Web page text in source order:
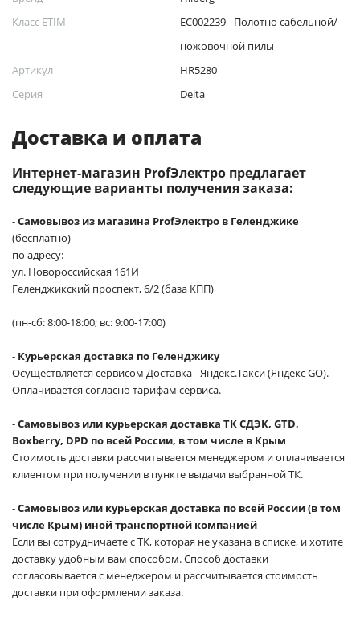
Класс ETIM
EC002239 - Полотно сабельной/
ножовочной пилы
Артикул
HR5280
Серия
Delta
Доставка и оплата
Интернет-магазин ProfЭлектро предлагает
следующие варианты получения заказа:
-Самовывоз из магазина ProfЭлектро в Геленджике
(бесплатно)
по адресу:
ул. Новороссийская 161И
Геленджикский проспект, 6/2 (база КПП)
(пн-сб: 8:00-18:00; вс: 9:00-17:00)
- Курьерская доставка по Геленджику
Осуществляется сервисом Доставка - Яндекс.Такси (Яндекс GO).
Оплачивается согласно тарифам сервиса.
-Самовывоз или курьерская доставка ТК СДЭК, GTD,
Boxberry, DPD по всей России, в том числе в Крым
Стоимость доставки рассчитывается менеджером и оплачивается
клиентом при получении в пункте выдачи выбранной ТК.
-Самовывоз или курьерская доставка по всей России (в том
числе Крым) иной транспортной компанией
Если вы сотрудничаете с ТК, которая не указана в списке, и хотите
доставку удобным вам способом. Способ доставки
согласовывается с менеджером и рассчитывается стоимость
доставки при оформлении заказа.